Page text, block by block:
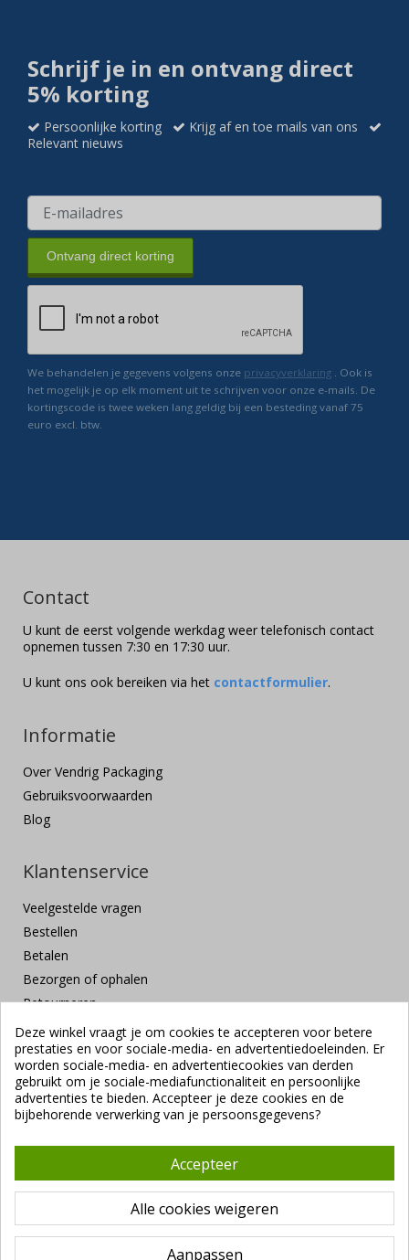
Schrijf je in en ontvang direct
5% korting
Persoonlijke korting
Krijg af en toe mails van ons
Relevant nieuws
Ontvang direct korting
We behandelen je gegevens volgens onze privacyverklaring . Ook is
het mogelijk je op elk moment uit te schrijven voor onze e-mails. De
kortingscode is twee weken lang geldig bij een besteding vanaf 75
euro excl. btw.
Contact
U kunt de eerst volgende werkdag weer telefonisch contact
opnemen tussen 7:30 en 17:30 uur.
U kunt ons ook bereiken via het contactformulier.
Informatie
Over Vendrig Packaging
Gebruiksvoorwaarden
Blog
Klantenservice
Veelgestelde vragen
Bestellen
Betalen
Bezorgen of ophalen
Retourneren
Klachten en suggesties
Contact
Veilig betalen
Vendrig Packaging B.V.1941 - 2026 |
voorwaarden|VUNL branchevoorwaarden|Privacybeleid
Deze winkel vraagt je om cookies te accepteren voor betere
prestaties en voor sociale-media- en advertentiedoeleinden. Er
worden sociale-media- en advertentiecookies van derden
gebruikt om je sociale-mediafunctionaliteit en persoonlijke
advertenties te bieden. Accepteer je deze cookies en de
bijbehorende verwerking van je persoonsgegevens?
Accepteer
Alle cookies weigeren
Aanpassen